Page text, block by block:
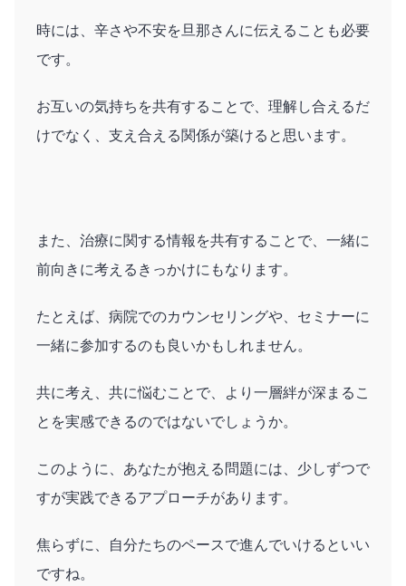
時には、辛さや不安を旦那さんに伝えることも必要
です。
お互いの気持ちを共有することで、理解し合えるだ
けでなく、支え合える関係が築けると思います。
また、治療に関する情報を共有することで、一緒に
前向きに考えるきっかけにもなります。
たとえば、病院でのカウンセリングや、セミナーに
一緒に参加するのも良いかもしれません。
共に考え、共に悩むことで、より一層絆が深まるこ
とを実感できるのではないでしょうか。
このように、あなたが抱える問題には、少しずつで
すが実践できるアプローチがあります。
焦らずに、自分たちのペースで進んでいけるといい
ですね。